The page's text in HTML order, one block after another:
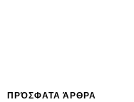
ΠΡΌΣΦΑΤΑ ΆΡΘΡΑ